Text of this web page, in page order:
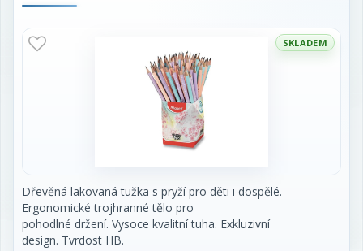
SKLADEM
Dřevěná lakovaná tužka s pryží pro děti i dospělé.
Ergonomické trojhranné tělo pro
pohodlné držení. Vysoce kvalitní tuha. Exkluzivní
design. Tvrdost HB.